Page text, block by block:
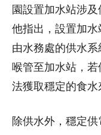
園設置加水站涉及
他指出，設置加
由水務處的供水
喉管至加水站，
法獲取穩定的食水
除供水外，穩定